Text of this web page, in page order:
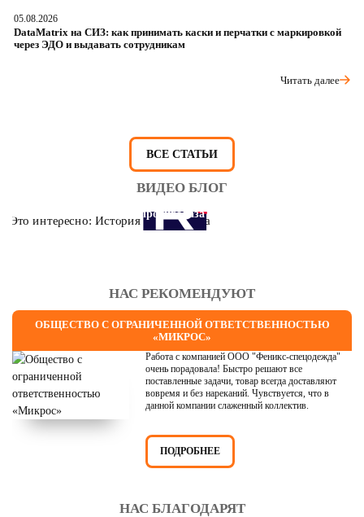
05.08.2026
DataMatrix на СИЗ: как принимать каски и перчатки с маркировкой
через ЭДО и выдавать сотрудникам
Читать далее
ВСЕ СТАТЬИ
ВИДЕО БЛОГ
Это интересно: История противогаза
НАС РЕКОМЕНДУЮТ
ОБЩЕСТВО С ОГРАНИЧЕННОЙ ОТВЕТСТВЕННОСТЬЮ
«МИКРОС»
Работа с компанией ООО "Феникс-спецодежда"
очень порадовала! Быстро решают все
поставленные задачи, товар всегда доставляют
вовремя и без нареканий. Чувствуется, что в
данной компании слаженный коллектив.
ПОДРОБНЕЕ
НАС БЛАГОДАРЯТ